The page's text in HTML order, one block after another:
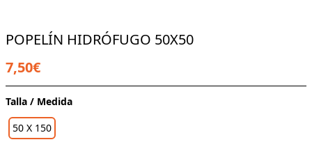
POPELÍN HIDRÓFUGO 50X50
7,50€
Talla / Medida
50 X 150